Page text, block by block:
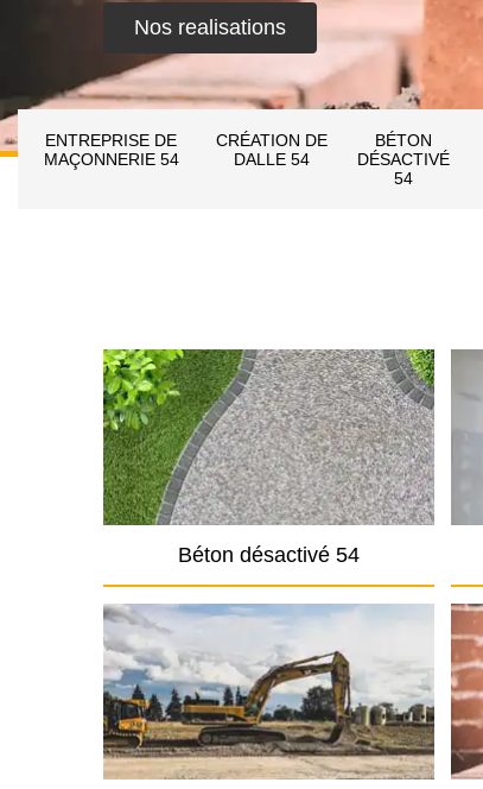
Nos realisations
ENTREPRISE DE
MAÇONNERIE 54
CRÉATION DE
DALLE 54
BÉTON
DÉSACTIVÉ
54
Béton désactivé 54